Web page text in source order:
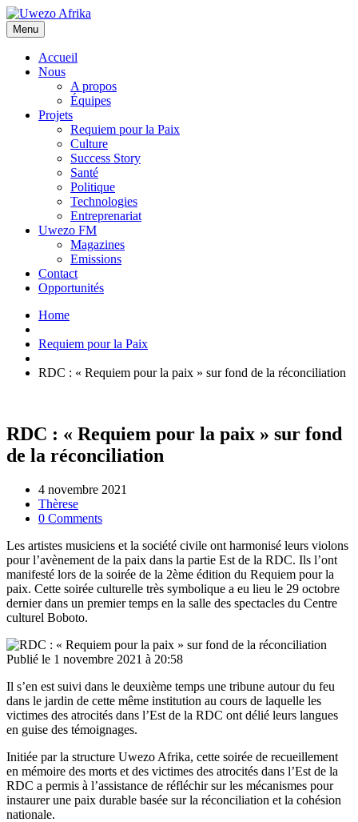
Menu
Accueil
Nous
A propos
Équipes
Projets
Requiem pour la Paix
Culture
Success Story
Santé
Politique
Technologies
Entreprenariat
Uwezo FM
Magazines
Emissions
Contact
Opportunités
Home
Requiem pour la Paix
RDC : « Requiem pour la paix » sur fond de la réconciliation
RDC : « Requiem pour la paix » sur fond
de la réconciliation
4 novembre 2021
Thèrese
0 Comments
Les artistes musiciens et la société civile ont harmonisé leurs violons
pour l’avènement de la paix dans la partie Est de la RDC. Ils l’ont
manifesté lors de la soirée de la 2ème édition du Requiem pour la
paix. Cette soirée culturelle très symbolique a eu lieu le 29 octobre
dernier dans un premier temps en la salle des spectacles du Centre
culturel Boboto.
Publié le 1 novembre 2021 à 20:58
Il s’en est suivi dans le deuxième temps une tribune autour du feu
dans le jardin de cette même institution au cours de laquelle les
victimes des atrocités dans l’Est de la RDC ont délié leurs langues
en guise des témoignages.
Initiée par la structure Uwezo Afrika, cette soirée de recueillement
en mémoire des morts et des victimes des atrocités dans l’Est de la
RDC a permis à l’assistance de réfléchir sur les mécanismes pour
instaurer une paix durable basée sur la réconciliation et la cohésion
nationale.